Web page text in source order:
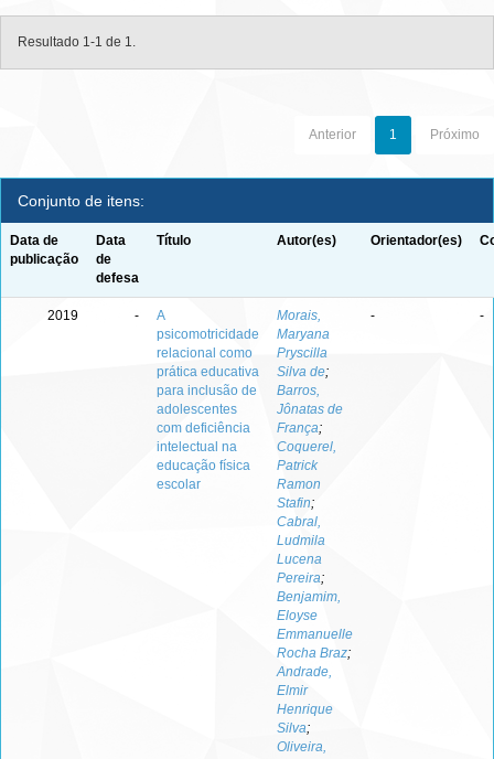
Resultado 1-1 de 1.
Anterior 1 Próximo
Conjunto de itens:
Data de
publicação
Data
de
defesa
Título Autor(es) Orientador(es)
2019 -
A
psicomotricidade
relacional como
prática educativa
para inclusão de
adolescentes
com deficiência
intelectual na
educação física
escolar
Morais,
Maryana
Pryscilla
Silva de;
Barros,
Jônatas de
França;
Coquerel,
Patrick
Ramon
Stafin;
Cabral,
Ludmila
Lucena
Pereira;
Benjamim,
Eloyse
Emmanuelle
Rocha Braz;
Andrade,
Elmir
Henrique
Silva;
Oliveira,
- -